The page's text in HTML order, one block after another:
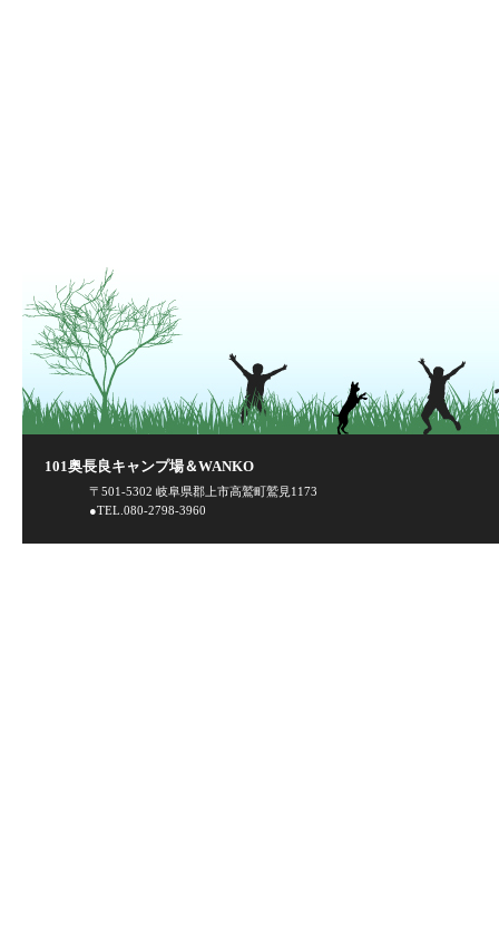
101奥長良キャンプ場＆WANKO
〒501-5302 岐阜県郡上市高鷲町鷲見1173
●TEL.080-2798-3960